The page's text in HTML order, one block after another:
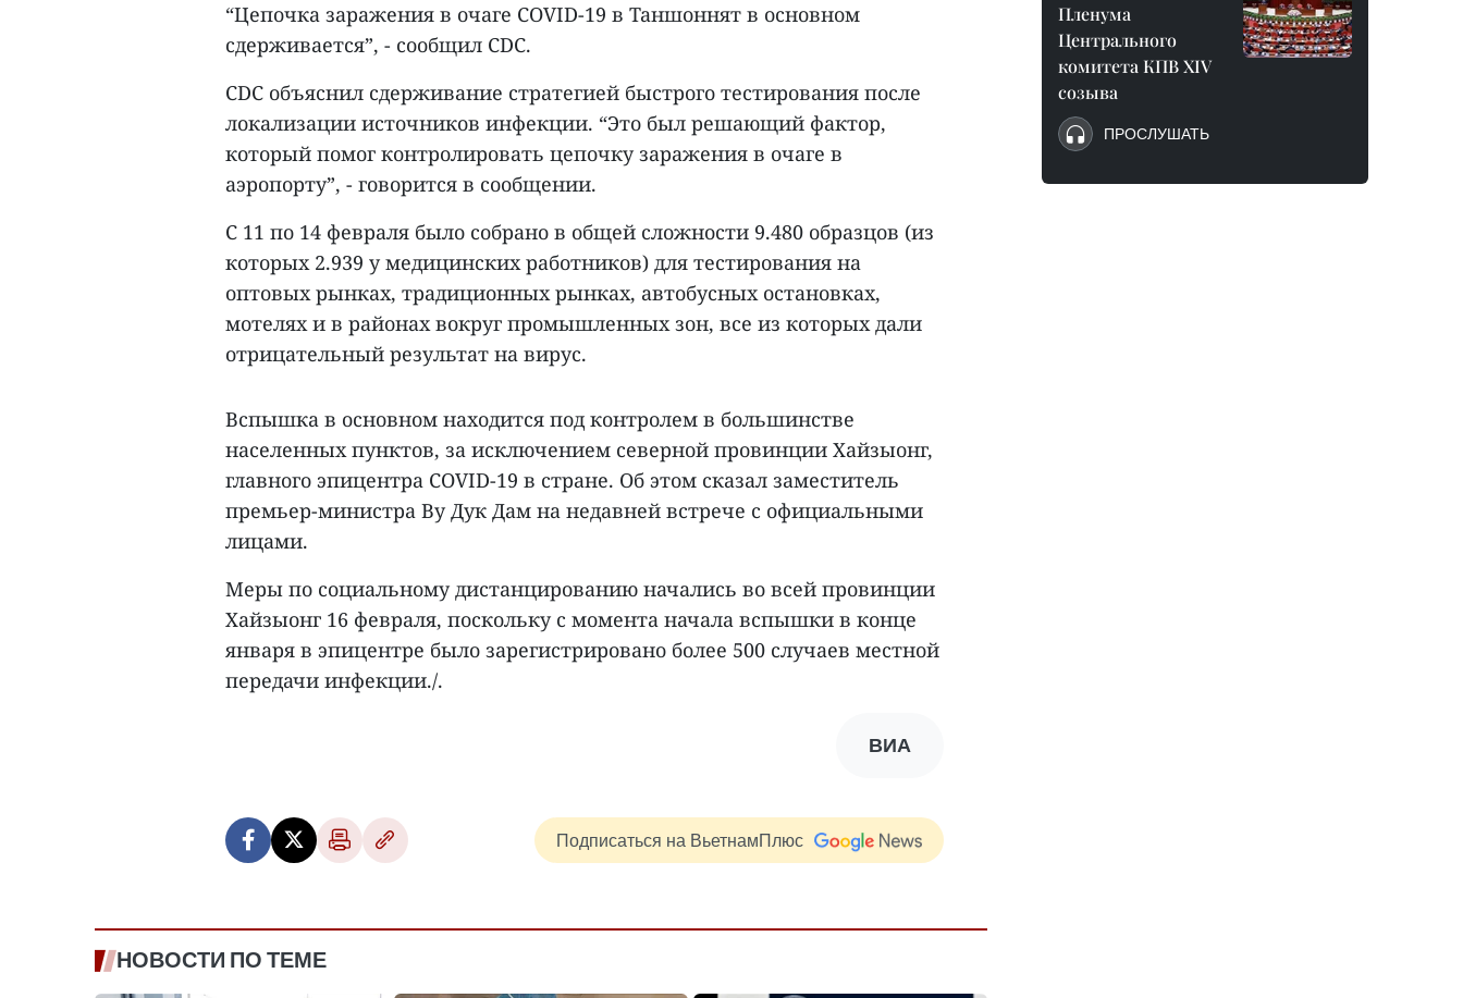
“Цепочка заражения в очаге COVID-19 в Таншоннят в основном
сдерживается”, - сообщил CDC.
CDC объяснил сдерживание стратегией быстрого тестирования после
локализации источников инфекции. “Это был решающий фактор,
который помог контролировать цепочку заражения в очаге в
аэропорту”, - говорится в сообщении.
С 11 по 14 февраля было собрано в общей сложности 9.480 образцов (из
которых 2.939 у медицинских работников) для тестирования на
оптовых рынках, традиционных рынках, автобусных остановках,
мотелях и в районах вокруг промышленных зон, все из которых дали
отрицательный результат на вирус.
Вспышка в основном находится под контролем в большинстве
населенных пунктов, за исключением северной провинции Хайзыонг,
главного эпицентра COVID-19 в стране. Об этом сказал заместитель
премьер-министра Ву Дук Дам на недавней встрече с официальными
лицами.
Меры по социальному дистанцированию начались во всей провинции
Хайзыонг 16 февраля, поскольку с момента начала вспышки в конце
января в эпицентре было зарегистрировано более 500 случаев местной
передачи инфекции./.
ВИА
Подписаться на ВьетнамПлюс
НОВОСТИ ПО ТЕМЕ
Пленума
Центрального
комитета КПВ XIV
созыва
ПРОСЛУШАТЬ